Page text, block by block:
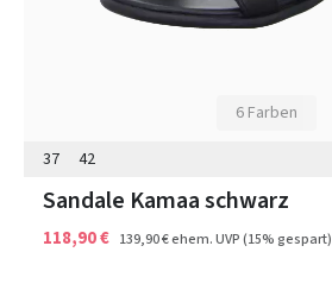
6 Farben
37
42
Sandale Kamaa schwarz
118,90 € 139,90 €ehem. UVP(15% gespart)